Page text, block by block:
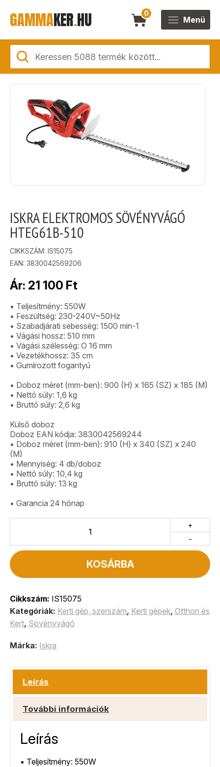
GAMMAKER.HU 0
Menü
ISKRA ELEKTROMOS SÖVÉNYVÁGÓ
HTEG61B-510
CIKKSZÁM: IS15075
EAN: 3830042569206
Ár: 21 100 Ft
• Teljesítmény: 550W
• Feszültség: 230-240V~50Hz
• Szabadjárati sebesség: 1500 min-1
• Vágási hossz: 510 mm
• Vágási szélesség: O 16 mm
• Vezetékhossz: 35 cm
• Gumírozott fogantyú
• Doboz méret (mm-ben): 900 (H) x 165 (SZ) x 185 (M)
• Nettó súly: 1,6 kg
• Bruttó súly: 2,6 kg
Külső doboz
Doboz EAN kódja: 3830042569244
• Doboz méret (mm-ben): 910 (H) x 340 (SZ) x 240
(M)
• Mennyiség: 4 db/doboz
• Nettó súly: 10,4 kg
• Bruttó súly: 13 kg
• Garancia 24 hónap
-
+
KOSÁRBA
Cikkszám: IS15075
Kategóriák: Kerti gép, szerszám, Kerti gépek, Otthon és
Kert, Sövényvágó
Márka: Iskra
Leírás
További információk
Leírás
• Teljesítmény: 550W